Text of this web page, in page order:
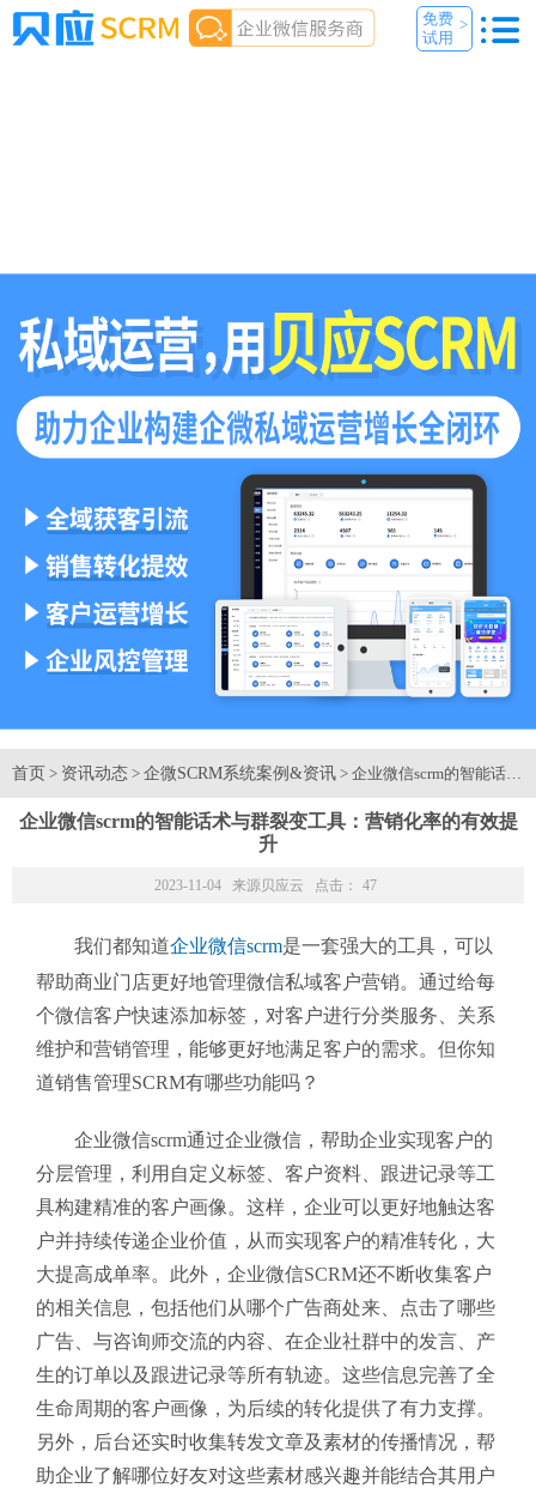
免费
试用
>
首页 > 资讯动态 > 企微SCRM系统案例&资讯 > 企业微信scrm的智能话
企业微信scrm的智能话术与群裂变工具：营销化率的有效提
升
2023-11-04 来源 贝应云 点击： 47
我们都知道企业微信scrm是一套强大的工具，可以
帮助商业门店更好地管理微信私域客户营销。通过给每
个微信客户快速添加标签，对客户进行分类服务、关系
维护和营销管理，能够更好地满足客户的需求。但你知
道销售管理SCRM有哪些功能吗？
企业微信scrm通过企业微信，帮助企业实现客户的
分层管理，利用自定义标签、客户资料、跟进记录等工
具构建精准的客户画像。这样，企业可以更好地触达客
户并持续传递企业价值，从而实现客户的精准转化，大
大提高成单率。此外，企业微信SCRM还不断收集客户
的相关信息，包括他们从哪个广告商处来、点击了哪些
广告、与咨询师交流的内容、在企业社群中的发言、产
生的订单以及跟进记录等所有轨迹。这些信息完善了全
生命周期的客户画像，为后续的转化提供了有力支撑。
另外，后台还实时收集转发文章及素材的传播情况，帮
助企业了解哪位好友对这些素材感兴趣并能结合其用户